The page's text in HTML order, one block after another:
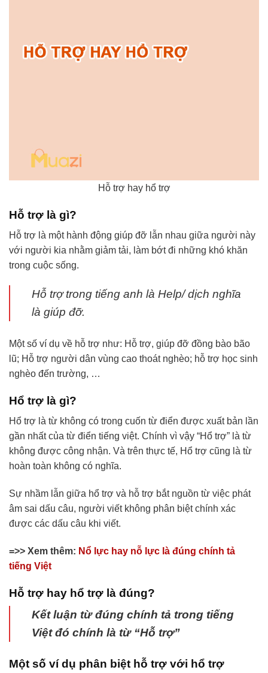
Hỗ trợ hay hổ trợ
Hỗ trợ là gì?
Hỗ trợ là một hành động giúp đỡ lẫn nhau giữa người này
với người kia nhằm giảm tải, làm bớt đi những khó khăn
trong cuộc sống.
Hỗ trợ trong tiếng anh là Help/ dịch nghĩa
là giúp đỡ.
Một số ví dụ về hỗ trợ như: Hỗ trợ, giúp đỡ đồng bào bão
lũ; Hỗ trợ người dân vùng cao thoát nghèo; hỗ trợ học sinh
nghèo đến trường, …
Hổ trợ là gì?
Hổ trợ là từ không có trong cuốn từ điển được xuất bản lần
gần nhất của từ điển tiếng việt. Chính vì vậy “Hổ trợ” là từ
không được công nhận. Và trên thực tế, Hổ trợ cũng là từ
hoàn toàn không có nghĩa.
Sự nhầm lẫn giữa hổ trợ và hỗ trợ bắt nguồn từ việc phát
âm sai dấu câu, người viết không phân biệt chính xác
được các dấu câu khi viết.
=>> Xem thêm: Nổ lực hay nỗ lực là đúng chính tả
tiếng Việt
Hỗ trợ hay hổ trợ là đúng?
Kết luận từ đúng chính tả trong tiếng
Việt đó chính là từ “Hỗ trợ”
Một số ví dụ phân biệt hỗ trợ với hổ trợ